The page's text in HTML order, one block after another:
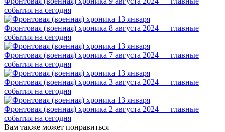
события на сегодня
Фронтовая (военная) хроника 8 августа 2024 — главные
события на сегодня
Фронтовая (военная) хроника 7 августа 2024 — главные
события на сегодня
Фронтовая (военная) хроника 3 августа 2024 — главные
события на сегодня
Фронтовая (военная) хроника 2 августа 2024 — главные
события на сегодня
Вам также может понравиться